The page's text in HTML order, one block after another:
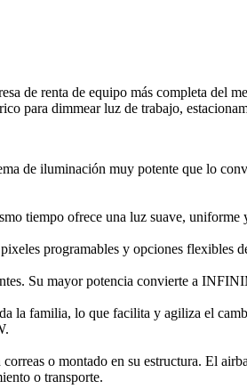
de renta de equipo más completa del
para dimmear luz de trabajo,
de iluminación muy potente que lo
tiempo ofrece una luz suave,
programables y opciones flexibles
Su mayor potencia convierte a
la familia, lo que facilita y agiliza el
o montado en su estructura. El
o transporte.